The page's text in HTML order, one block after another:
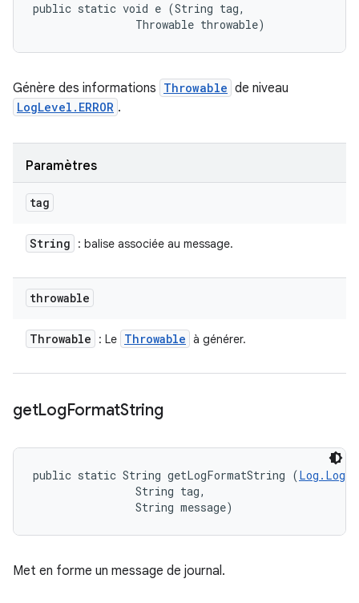
public static void e (String tag,
                Throwable throwable)
Génère des informations Throwable de niveau
LogLevel.ERROR .
Paramètres
tag
String : balise associée au message.
throwable
Throwable : Le Throwable à générer.
getLogFormatString
public static String getLogFormatString (
                String tag,
                String message)
Met en forme un message de journal.